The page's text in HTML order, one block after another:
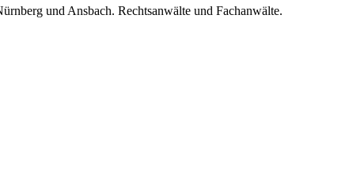
und Ansbach. Rechtsanwälte und Fachanwälte.